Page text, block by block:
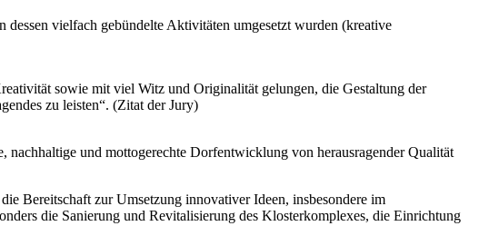
dessen vielfach gebündelte Aktivitäten umgesetzt wurden (kreative
sowie mit viel Witz und Originalität gelungen, die Gestaltung der
zu leisten“. (Zitat der Jury)
und mottogerechte Dorfentwicklung von herausragender Qualität
Bereitschaft zur Umsetzung innovativer Ideen, insbesondere im
die Sanierung und Revitalisierung des Klosterkomplexes, die Einrichtung